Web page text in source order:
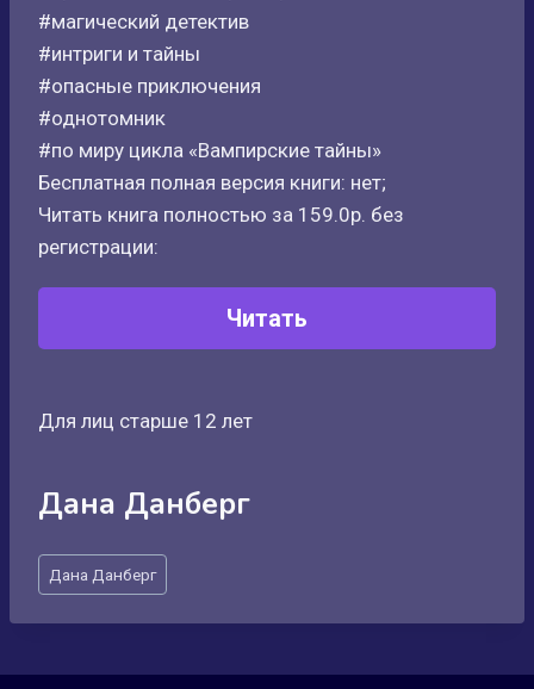
#магический детектив
#интриги и тайны
#опасные приключения
#однотомник
#по миру цикла «Вампирские тайны»
Бесплатная полная версия книги: нет;
Читать книга полностью за 159.0р. без
регистрации:
Читать
Для лиц старше 12 лет
Дана Данберг
Метки
записи:
Дана Данберг